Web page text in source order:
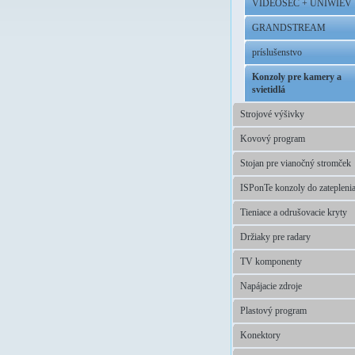
VIDEOSEC + UNIWIEV
GRANDSTREAM
príslušenstvo
Konzoly pre kamery a
svietidlá
Strojové výšivky
Kovový program
Stojan pre vianočný stromček
ISPonTe konzoly do zateplenia
Tieniace a odrušovacie kryty
Držiaky pre radary
TV komponenty
Napájacie zdroje
Plastový program
Konektory